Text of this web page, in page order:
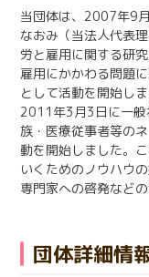
支援・助成制度
東京都の取組
医療従事者の方へ
リンク集
繁
当団体は、2007年9
なおみ（当法人代表
労と雇用に関する研
雇用にかかわる問題
として活動を開始しま
2011年3月3日に一般
族・医療従事者等の
動を開始しました。
いくためのノウハウ
専門家への啓発など
団体詳細情